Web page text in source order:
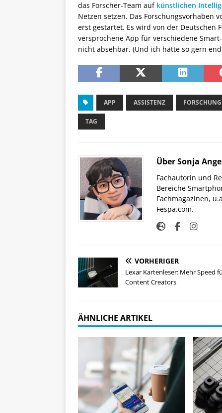
das Forscher-Team auf künstlichen
Netzen setzen. Das Forschungsvorhaben
erst gestartet. Es wird von der Deutschen
versprochene App für verschiedene
nicht absehbar. (Und ich hätte so gern
APP ASSISTENZ FORSCHUNG
TAG
Über Sonja
Fachautorin und
Bereiche
Fachmagazinen,
Fespa.com.
VORHERIGER
Lexar Kartenleser: Mehr Speed
Content Creators
ÄHNLICHE ARTIKEL